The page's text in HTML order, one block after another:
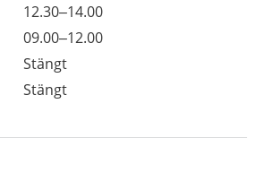
12.30–14.00
09.00–12.00
Stängt
Stängt